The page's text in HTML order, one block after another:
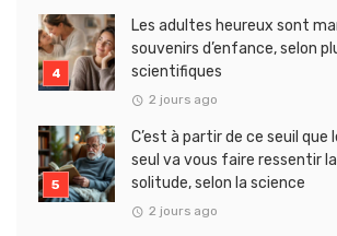
Les adultes heureux sont
souvenirs d’enfance, selon
scientifiques
2 jours ago
C’est à partir de ce seuil que
seul va vous faire ressentir
solitude, selon la science
2 jours ago